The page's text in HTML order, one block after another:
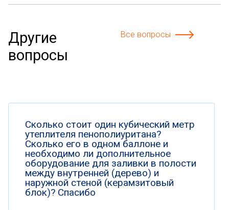
Другие
вопросы
Все вопросы
Сколько стоит один кубический метр
утеплителя пенополиуритана?
Сколько его в одном баллоне и
необходимо ли дополнительное
оборудование для заливки в полости
между внутренней (дерево) и
наружной стеной (керамзитовый
блок)? Спасибо